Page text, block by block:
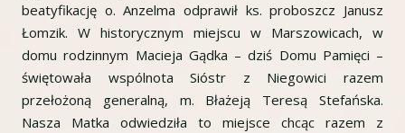
nowym
oknie
beatyfikację o. Anzelma odprawił ks. proboszcz Janusz
Łomzik. W historycznym miejscu w Marszowicach, w
domu rodzinnym Macieja Gądka – dziś Domu Pamięci –
świętowała wspólnota Sióstr z Niegowici razem
przełożoną generalną, m. Błażeją Teresą Stefańska.
Nasza Matka odwiedziła to miejsce chcąc razem z